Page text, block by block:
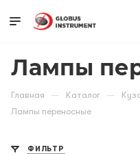
Лампы
Главная — Каталог —
Лампы переносные
ФИЛЬТР